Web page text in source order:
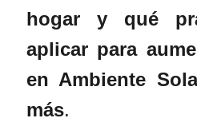
hogar y qué
aplicar para
en Ambiente
más.